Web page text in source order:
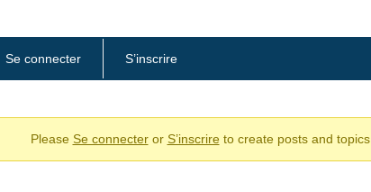
Se connecter S’inscrire
Please Se connecteror S’inscrire to create posts and topics.